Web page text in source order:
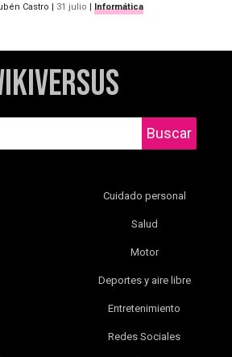
Castro | 31 julio | Informática
Buscar
Cuidado personal
Salud
Motor
Deportes y aire libre
Entretenimiento
Redes Sociales